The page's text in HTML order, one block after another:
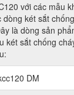
với các mẫu
két sắt
là dòng sản
két sắt chống